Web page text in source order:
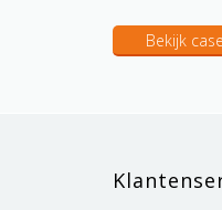
Bekijk